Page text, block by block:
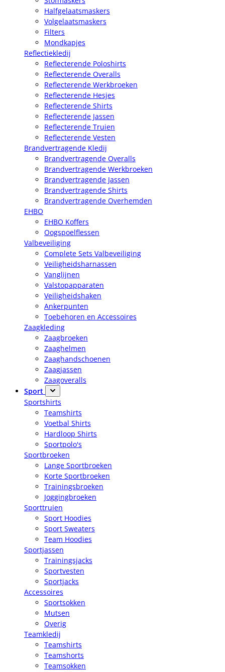
Halfgelaatsmaskers
Volgelaatsmaskers
Filters
Mondkapjes
Reflectiekledij
Reflecterende Poloshirts
Reflecterende Overalls
Reflecterende Werkbroeken
Reflecterende Hesjes
Reflecterende Shirts
Reflecterende Jassen
Reflecterende Truien
Reflecterende Vesten
Brandvertragende Kledij
Brandvertragende Overalls
Brandvertragende Werkbroeken
Brandvertragende Jassen
Brandvertragende Shirts
Brandvertragende Overhemden
EHBO
EHBO Koffers
Oogspoelflessen
Valbeveiliging
Complete Sets Valbeveiliging
Veiligheidsharnassen
Vanglijnen
Valstopapparaten
Veiligheidshaken
Ankerpunten
Toebehoren en Accessoires
Zaagkleding
Zaagbroeken
Zaaghelmen
Zaaghandschoenen
Zaagjassen
Zaagoveralls
Sport
Sportshirts
Teamshirts
Voetbal Shirts
Hardloop Shirts
Sportpolo's
Sportbroeken
Lange Sportbroeken
Korte Sportbroeken
Trainingsbroeken
Joggingbroeken
Sporttruien
Sport Hoodies
Sport Sweaters
Team Hoodies
Sportjassen
Trainingsjacks
Sportvesten
Sportjacks
Accessoires
Sportsokken
Mutsen
Overig
Teamkledij
Teamshirts
Teamshorts
Teamsokken